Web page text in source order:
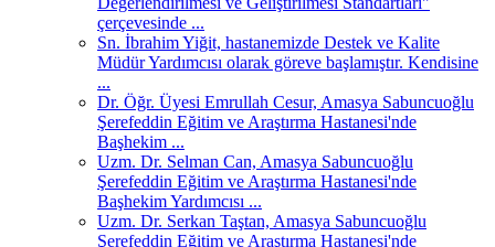
çerçevesinde ...
Sn. İbrahim Yiğit, hastanemizde Destek ve Kalite
Müdür Yardımcısı olarak göreve başlamıştır. Kendisine
...
Dr. Öğr. Üyesi Emrullah Cesur, Amasya Sabuncuoğlu
Şerefeddin Eğitim ve Araştırma Hastanesi'nde
Başhekim ...
Uzm. Dr. Selman Can, Amasya Sabuncuoğlu
Şerefeddin Eğitim ve Araştırma Hastanesi'nde
Başhekim Yardımcısı ...
Uzm. Dr. Serkan Taştan, Amasya Sabuncuoğlu
Şerefeddin Eğitim ve Araştırma Hastanesi'nde